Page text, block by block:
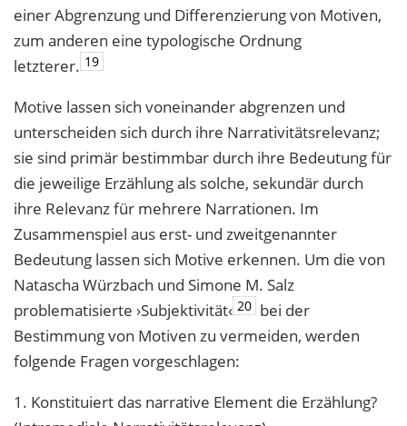
einer Abgrenzung und Differenzierung von Motiven,
zum anderen eine typologische Ordnung
letzterer. 19
Motive lassen sich voneinander abgrenzen und
unterscheiden sich durch ihre Narrativitätsrelevanz;
sie sind primär bestimmbar durch ihre Bedeutung für
die jeweilige Erzählung als solche, sekundär durch
ihre Relevanz für mehrere Narrationen. Im
Zusammenspiel aus erst- und zweitgenannter
Bedeutung lassen sich Motive erkennen. Um die von
Natascha Würzbach und Simone M. Salz
problematisierte ›Subjektivität‹ 20 bei der
Bestimmung von Motiven zu vermeiden, werden
folgende Fragen vorgeschlagen:
1. Konstituiert das narrative Element die Erzählung?